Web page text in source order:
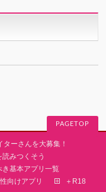
PAGETOP
ターさんを大募集！
みつくそう
き基本アプリ一覧
向けアプリ ＋R18